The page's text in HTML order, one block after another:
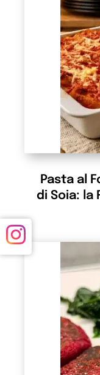
Pasta al
di Soia: la